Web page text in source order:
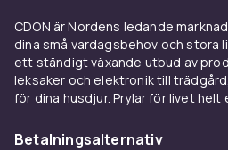
CDON är Nordens ledande
dina små vardagsbehov och stora
ett ständigt växande utbud av
leksaker och elektronik till
för dina husdjur. Prylar för livet helt
Betalningsalternativ